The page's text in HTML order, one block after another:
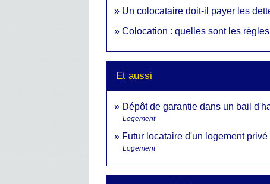
Un colocataire doit-il payer les
Colocation : quelles sont les
Et aussi
Dépôt de garantie dans un bail
Logement
Futur locataire d'un logement
Logement